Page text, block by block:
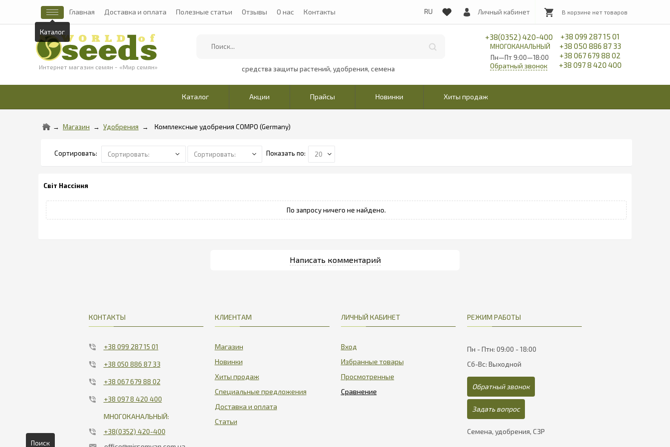
Каталог
Главная Доставка и оплата Полезные статьи Отзывы О нас Контакты Личный кабинет
Интернет магазин семян - «Мир семян» средства защиты растений, удобрения, семена
+38(0352) 420-400
МНОГОКАНАЛЬНЫЙ
Пн—Пт 9:00—18:00
+38 099 287 15 01
+38 050 886 87 33
+38 067 679 88 02
+38 097 8 420 400
Обратный звонок
Каталог Акции Прайсы Новинки Хиты продаж
Магазин Удобрения Комплексные удобрения COMPO (Germany)
Показать по:
Світ Нассіння
КОНТАКТЫ
+38 099 287 15 01
+38 050 886 87 33
+38 067 679 88 02
+38 097 8 420 400
МНОГОКАНАЛЬНЫЙ:
+38(0352) 420-400
КЛИЕНТАМ
Магазин
Новинки
Хиты продаж
Специальные предложения
Доставка и оплата
Статьи
ЛИЧНЫЙ КАБИНЕТ
Вход
Избранные товары
Просмотренные
РЕЖИМ РАБОТЫ
Пн - Птн: 09:00 - 18:00
Сб-Вс: Выходной
Обратный звонок
Задать вопрос
Семена, удобрения, СЗР
Поиск